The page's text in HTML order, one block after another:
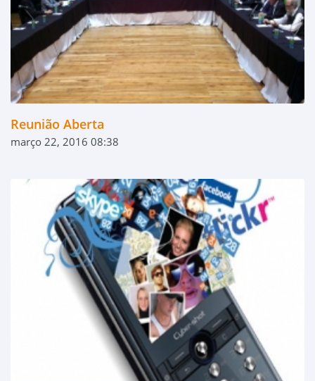
Reunião Aberta
março 22, 2016 08:38